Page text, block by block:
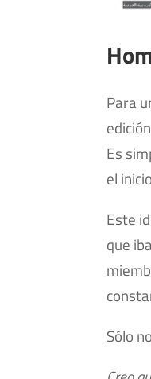
Para
Es
el
Este
que
Sólo